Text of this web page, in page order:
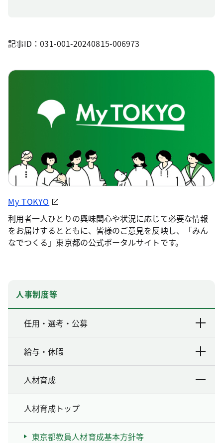
記事ID：031-001-20240815-006973
My TOKYO
利用者一人ひとりの興味関心や状況に応じて必要な情報
をお届けするとともに、皆様のご意見を反映し、「みん
なでつくる」東京都の公式ポータルサイトです。
人事制度等
任用・選考・公募
給与・休暇
人材育成
人材育成トップ
東京都教員人材育成基本方針等